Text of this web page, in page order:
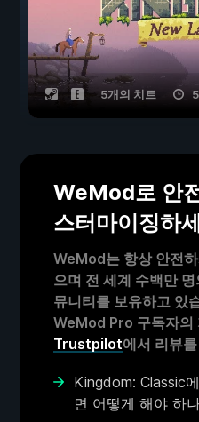
5개의 치트
WeMod로 안
스터마이징하
WeMod는 항상 안전
으며 전 세계 수백만
뮤니티를 보유하고 있
WeMod Pro 구독자의
Trustpilot에서 리뷰
Kingdom: Classic
면 어떻게 해야 하